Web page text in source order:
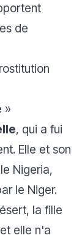
de
»
, qui a fui
Elle et son
Nigeria,
le Niger.
la fille
elle n'a